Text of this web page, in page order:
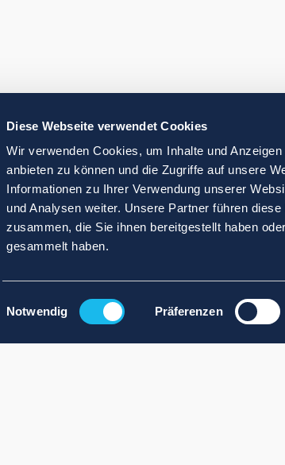
Diese Webseite verwendet Cookies
Wir verwenden Cookies, um Inhalte und
anbieten zu können und die Zugriffe auf unsere
Informationen zu Ihrer Verwendung unserer
und Analysen weiter. Unsere Partner führen
zusammen, die Sie ihnen bereitgestellt haben
gesammelt haben.
Einwilligungsauswahl
Notwendig Präferenzen